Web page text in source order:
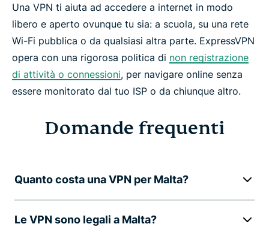
Una VPN ti aiuta ad accedere a internet in modo
libero e aperto ovunque tu sia: a scuola, su una rete
Wi-Fi pubblica o da qualsiasi altra parte. ExpressVPN
opera con una rigorosa politica di non registrazione
di attività o connessioni, per navigare online senza
essere monitorato dal tuo ISP o da chiunque altro.
Domande frequenti
Quanto costa una VPN per Malta?
Le VPN sono legali a Malta?